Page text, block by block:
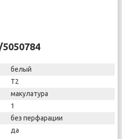
белый
T2
макулатура
1
без перфарации
да